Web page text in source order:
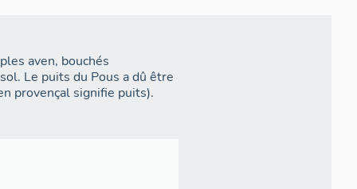
aven, bouchés
Le puits du Pous a dû être
provençal signifie puits).